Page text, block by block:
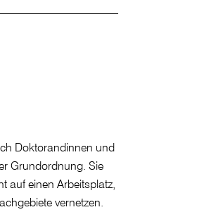
Doktorandinnen und
Grundordnung. Sie
auf einen Arbeitsplatz,
vernetzen.